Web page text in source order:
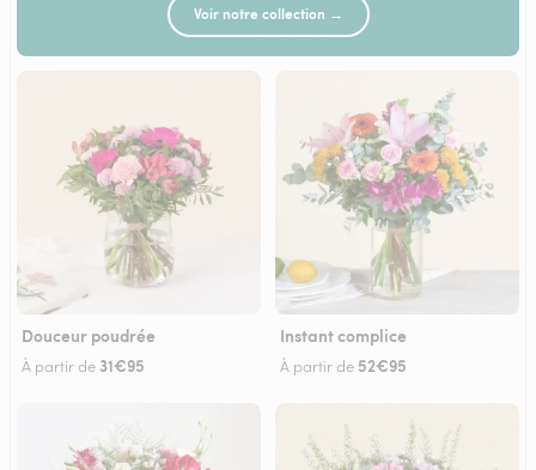
Voir notre collection →
Douceur poudrée
À partir de 31€95
Instant complice
À partir de 52€95